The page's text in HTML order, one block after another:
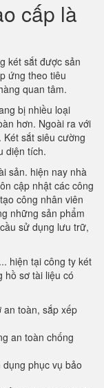
cấp là
két sắt được sản
ứng theo tiêu
quan tâm.
bị nhiều loại
hơn. Ngoài ra với
sắt siêu cường
diện tích.
sản. hiện nay nhà
cập nhật các công
công nhân viên
những sản phẩm
sử dụng lưu trữ,
hiện tại công ty két
hồ sơ tài liệu có
toàn, sắp xếp
an toàn chống
phục vụ bảo